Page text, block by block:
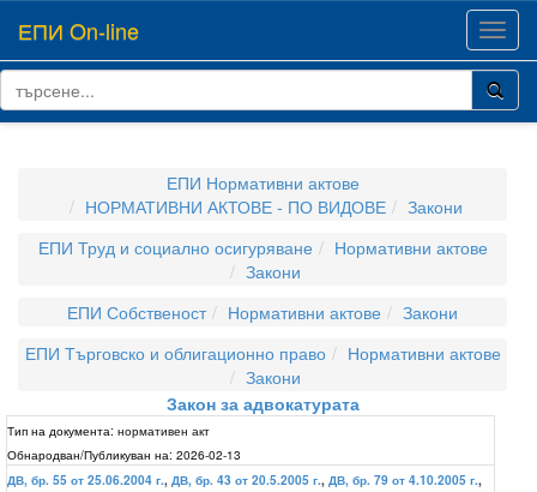
ЕПИ On-line
ЕПИ Нормативни актове
НОРМАТИВНИ АКТОВЕ - ПО ВИДОВЕ
Закони
ЕПИ Труд и социално осигуряване
Нормативни актове
Закони
ЕПИ Собственост
Нормативни актове
Закони
ЕПИ Търговско и облигационно право
Нормативни актове
Закони
Закон за адвокатурата
Тип на документа: нормативен акт
Обнародван/Публикуван на: 2026-02-13
ДВ, бр. 55 от 25.06.2004 г., ДВ, бр. 43 от 20.5.2005 г., ДВ, бр. 79 от 4.10.2005 г.,